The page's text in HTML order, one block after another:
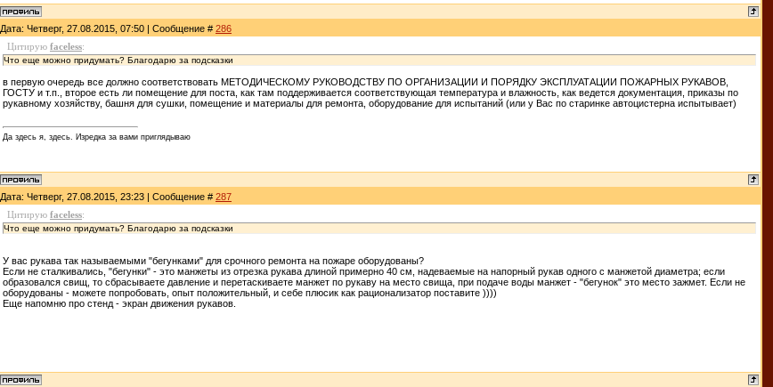
Дата: Четверг, 27.08.2015, 07:50 | Сообщение # 286
Цитирую faceless:
Что еще можно придумать? Благодарю за подсказки
в первую очередь все должно соответствовать МЕТОДИЧЕСКОМУ РУКОВОДСТВУ ПО ОРГАНИЗАЦИИ И ПОРЯДКУ ЭКСПЛУАТАЦИИ ПОЖАРНЫХ РУКАВОВ,
ГОСТУ и т.п., второе есть ли помещение для поста, как там поддерживается соответствующая температура и влажность, как ведется документация, приказы по
рукавному хозяйству, башня для сушки, помещение и материалы для ремонта, оборудование для испытаний (или у Вас по старинке автоцистерна испытывает)
Да здесь я, здесь. Изредка за вами приглядываю
Дата: Четверг, 27.08.2015, 23:23 | Сообщение # 287
Цитирую faceless:
Что еще можно придумать? Благодарю за подсказки
У вас рукава так называемыми "бегунками" для срочного ремонта на пожаре оборудованы?
Если не сталкивались, "бегунки" - это манжеты из отрезка рукава длиной примерно 40 см, надеваемые на напорный рукав одного с манжетой диаметра; если
образовался свищ, то сбрасываете давление и перетаскиваете манжет по рукаву на место свища, при подаче воды манжет - "бегунок" это место зажмет. Если не
оборудованы - можете попробовать, опыт положительный, и себе плюсик как рационализатор поставите ))))
Еще напомню про стенд - экран движения рукавов.